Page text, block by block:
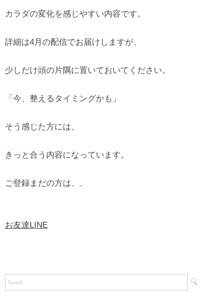
カラダの変化を感じやすい内容です。
詳細は4月の配信でお届けしますが、
少しだけ頭の片隅に置いておいてください。
「今、整えるタイミングかも」
そう感じた方には、
きっと合う内容になっています。
ご登録まだの方は、、
お友達LINE